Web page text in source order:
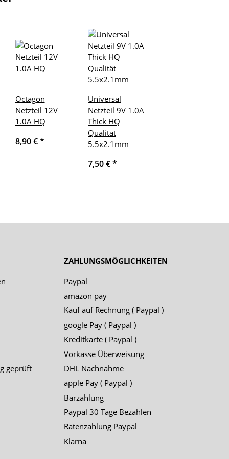
Octagon
Netzteil 12V
1.0A HQ
8,90 €*
Universal
Netzteil 9V 1.0A
Thick HQ
Qualität
5.5x2.1mm
7,50 €*
geprüft
ZAHLUNGSMÖGLICHKEITEN
Paypal
amazon pay
Kauf auf Rechnung ( Paypal )
google Pay ( Paypal )
Kreditkarte ( Paypal )
Vorkasse Überweisung
DHL Nachnahme
apple Pay ( Paypal )
Barzahlung
Paypal 30 Tage Bezahlen
Ratenzahlung Paypal
Klarna